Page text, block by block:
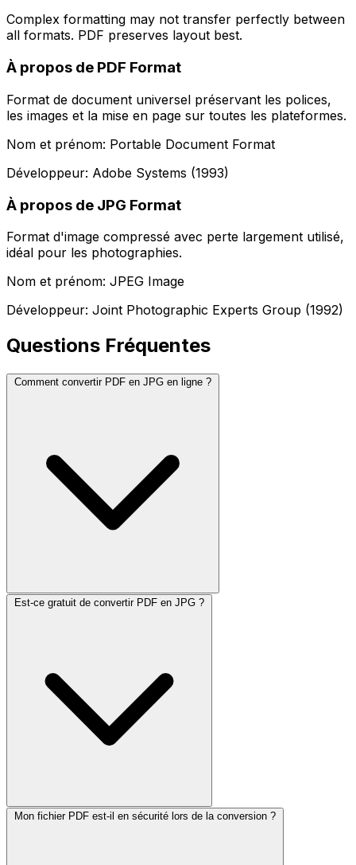
Complex formatting may not transfer perfectly between
all formats. PDF preserves layout best.
À propos de PDF Format
Format de document universel préservant les polices,
les images et la mise en page sur toutes les plateformes.
Nom et prénom: Portable Document Format
Développeur: Adobe Systems (1993)
À propos de JPG Format
Format d'image compressé avec perte largement utilisé,
idéal pour les photographies.
Nom et prénom: JPEG Image
Développeur: Joint Photographic Experts Group (1992)
Questions Fréquentes
Comment convertir PDF en JPG en ligne ?
Est-ce gratuit de convertir PDF en JPG ?
Mon fichier PDF est-il en sécurité lors de la conversion ?